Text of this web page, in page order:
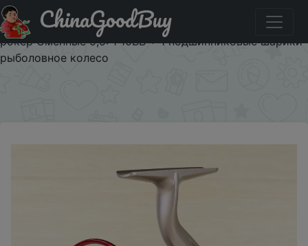
Придбати по акціи Металлическая спиннинговая
Рыболовная катушка 1000 7000 серии левый/правый
рокер Сменные 5,5: 1 10BB + 1 подшипниковые шарики
рыболовное колесо
ChinaGoodBuy